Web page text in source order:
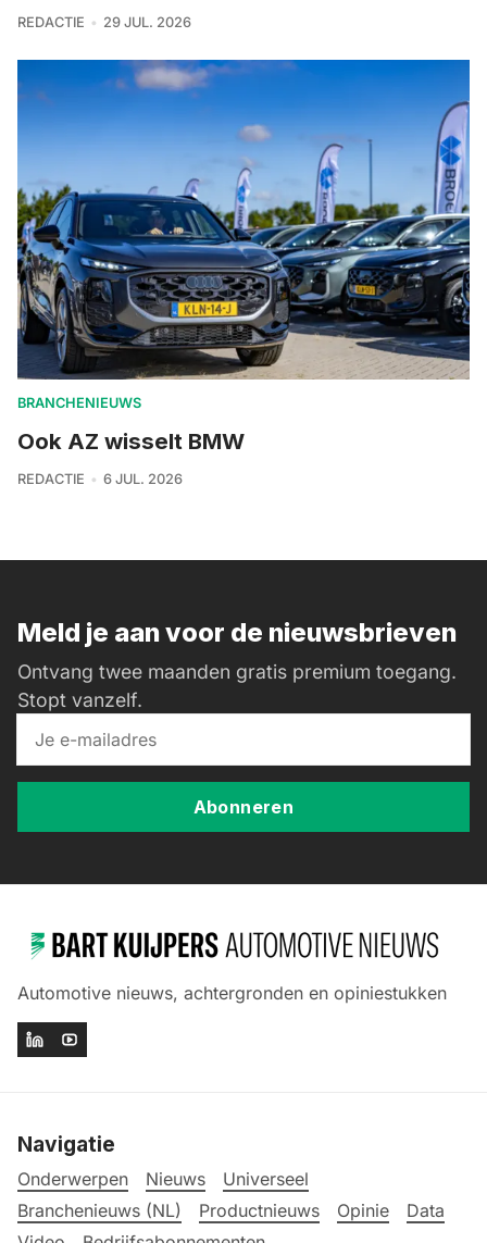
REDACTIE 29 JUL. 2026
BRANCHENIEUWS
Ook AZ wisselt BMW
REDACTIE 6 JUL. 2026
Meld je aan voor de nieuwsbrieven
Ontvang twee maanden gratis premium toegang.
Stopt vanzelf.
Abonneren
Automotive nieuws, achtergronden en opiniestukken
Navigatie
Onderwerpen Nieuws
Universeel
Branchenieuws (NL)
Productnieuws Opinie
Data